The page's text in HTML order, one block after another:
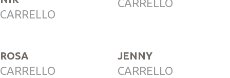
CARRELLO
CARRELLO
ROSA
CARRELLO
JENNY
CARRELLO